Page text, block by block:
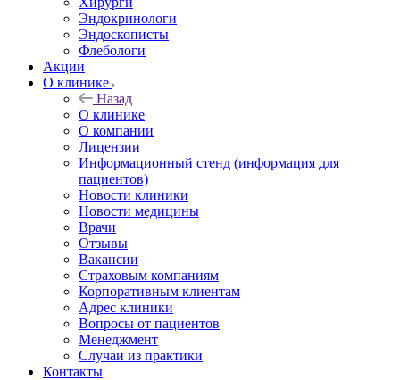
Эндокринологи
Эндоскописты
Флебологи
Акции
О клинике
Назад
О клинике
О компании
Лицензии
Информационный стенд (информация для
пациентов)
Новости клиники
Новости медицины
Врачи
Отзывы
Вакансии
Страховым компаниям
Корпоративным клиентам
Адрес клиники
Вопросы от пациентов
Менеджмент
Случаи из практики
Контакты